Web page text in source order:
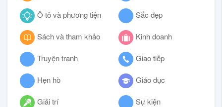
Ô tô và phương tiện Sắc đẹp
Sách và tham khảo Kinh doanh
Truyện tranh Giao tiếp
Hẹn hò Giáo dục
Giải trí Sự kiện